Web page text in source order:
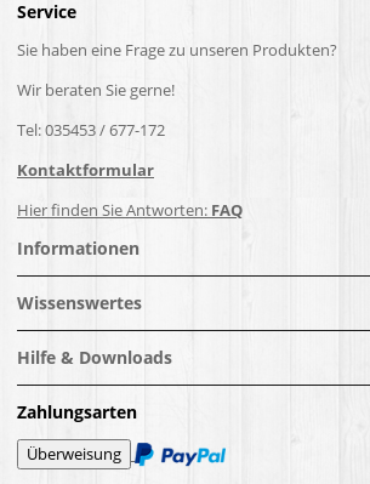
Service
Sie haben eine Frage zu unseren Produkten?
Wir beraten Sie gerne!
Tel: 035453 / 677-172
Kontaktformular
Hier finden Sie Antworten: FAQ
Informationen
Wissenswertes
Hilfe & Downloads
Zahlungsarten